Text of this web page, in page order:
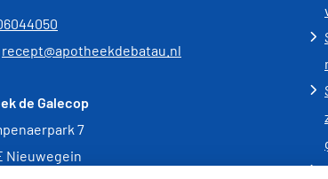
recept@apotheekdebatau.nl
de Galecop
7
Nieuwegein